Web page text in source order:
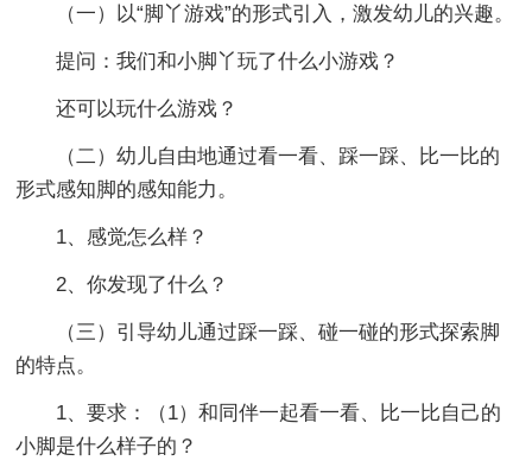
（一）以“脚丫游戏”的形式引入，激发幼儿的兴趣。
提问：我们和小脚丫玩了什么小游戏？
还可以玩什么游戏？
（二）幼儿自由地通过看一看、踩一踩、比一比的
形式感知脚的感知能力。
1、感觉怎么样？
2、你发现了什么？
（三）引导幼儿通过踩一踩、碰一碰的形式探索脚
的特点。
1、要求：（1）和同伴一起看一看、比一比自己的
小脚是什么样子的？